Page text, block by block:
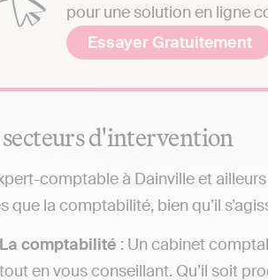
pour une solution en ligne
Essayer Gratuitement
secteurs d'intervention
comptable à Dainville et
que la comptabilité, bien qu’il
La comptabilité : Un cabinet
tout en vous conseillant. Qu’il soit